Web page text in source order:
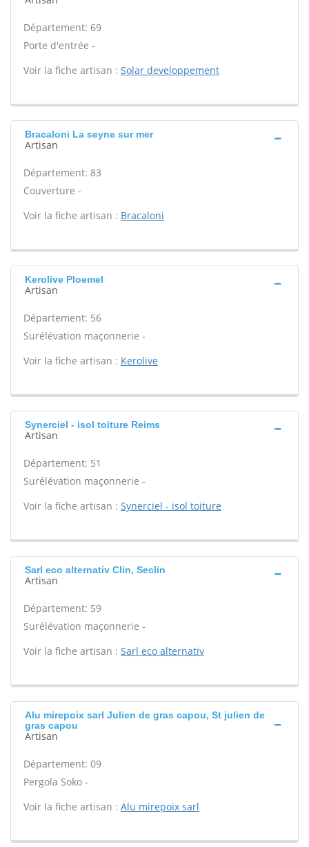
Département: 69
Porte d'entrée -
Voir la fiche artisan : Solar developpement
Bracaloni La seyne sur mer
Artisan
Département: 83
Couverture -
Voir la fiche artisan : Bracaloni
Kerolive Ploemel
Artisan
Département: 56
Surélévation maçonnerie -
Voir la fiche artisan : Kerolive
Synerciel - isol toiture Reims
Artisan
Département: 51
Surélévation maçonnerie -
Voir la fiche artisan : Synerciel - isol toiture
Sarl eco alternativ Clin, Seclin
Artisan
Département: 59
Surélévation maçonnerie -
Voir la fiche artisan : Sarl eco alternativ
Alu mirepoix sarl Julien de gras capou, St julien de
gras capou
Artisan
Département: 09
Pergola Soko -
Voir la fiche artisan : Alu mirepoix sarl